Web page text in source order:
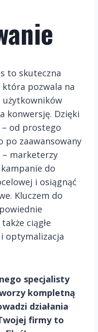
to skuteczna
pozwala na
użytkowników
konwersję. Dzięki
od prostego
zaawansowany
marketerzy
do
i osiągnąć
Kluczem do
ciągłe
optymalizacja
specjalisty
kompletną
działania
firmy to